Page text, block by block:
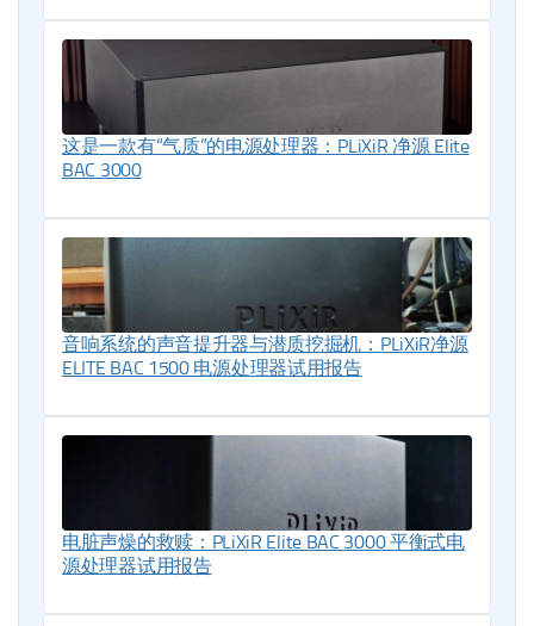
这是一款有“气质”的电源处理器：PLiXiR 净源 Elite
BAC 3000
音响系统的声音提升器与潜质挖掘机：PLiXiR净源
ELITE BAC 1500 电源处理器试用报告
电脏声燥的救赎：PLiXiR Elite BAC 3000 平衡式电
源处理器试用报告